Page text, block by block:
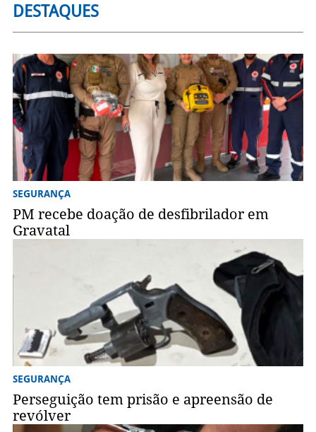
DESTAQUES
SEGURANÇA
PM recebe doação de desfibrilador em
Gravatal
SEGURANÇA
Perseguição tem prisão e apreensão de
revólver